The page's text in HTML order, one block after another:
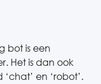
bot is een
Het is dan ook
en ‘robot’.